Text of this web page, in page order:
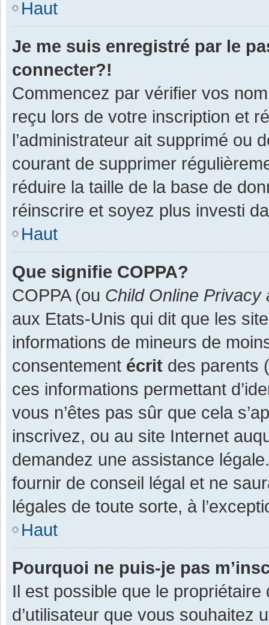
Haut
Je me suis enregistré par le
connecter?!
Commencez par vérifier vos
reçu lors de votre inscription et
l’administrateur ait supprimé ou
courant de supprimer
réduire la taille de la base de
réinscrire et soyez plus investi
Haut
Que signifie COPPA?
COPPA (ou Child Online Privacy
aux Etats-Unis qui dit que les
informations de mineurs de
consentement écrit des parents
ces informations permettant
vous n’êtes pas sûr que cela
inscrivez, ou au site Internet
demandez une assistance
fournir de conseil légal et ne
légales de toute sorte, à
Haut
Pourquoi ne puis-je pas
Il est possible que le
d’utilisateur que vous souhaitez